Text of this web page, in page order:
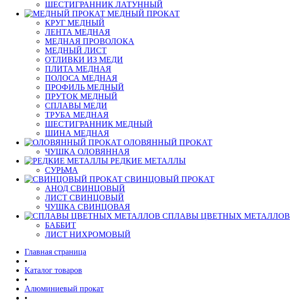
ШЕСТИГРАННИК ЛАТУННЫЙ
МЕДНЫЙ ПРОКАТ
КРУГ МЕДНЫЙ
ЛЕНТА МЕДНАЯ
МЕДНАЯ ПРОВОЛОКА
МЕДНЫЙ ЛИСТ
ОТЛИВКИ ИЗ МЕДИ
ПЛИТА МЕДНАЯ
ПОЛОСА МЕДНАЯ
ПРОФИЛЬ МЕДНЫЙ
ПРУТОК МЕДНЫЙ
СПЛАВЫ МЕДИ
ТРУБА МЕДНАЯ
ШЕСТИГРАННИК МЕДНЫЙ
ШИНА МЕДНАЯ
ОЛОВЯННЫЙ ПРОКАТ
ЧУШКА ОЛОВЯННАЯ
РЕДКИЕ МЕТАЛЛЫ
СУРЬМА
СВИНЦОВЫЙ ПРОКАТ
АНОД СВИНЦОВЫЙ
ЛИСТ СВИНЦОВЫЙ
ЧУШКА СВИНЦОВАЯ
СПЛАВЫ ЦВЕТНЫХ МЕТАЛЛОВ
БАББИТ
ЛИСТ НИХРОМОВЫЙ
Главная страница
•
Каталог товаров
•
Алюминиевый прокат
•